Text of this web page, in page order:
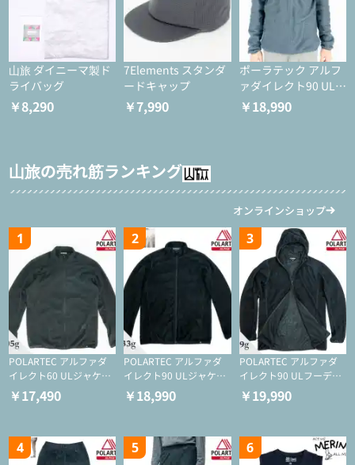
山旅 ダイニーマ製ド
ライバッグ
￥8,290
7Elements スタンダ
ードキャップ
￥7,990
ポーラテック アルフ
ァダイレクト90 ULジ
ャケット
￥18,990
山旅の売れ筋ランキング
オンラインショップ
1
POLARTEC アルファダ
イレクト60 ULジャケッ
ト（登山/ミドルレイヤ
ー/化繊ジャケット）
￥17,490
2
POLARTEC アルファダ
イレクト90 ULジャケッ
ト（アクティブインサレ
ーション/ミドルレイヤ
￥18,990
3
POLARTEC アルファダ
イレクト90 ULフーディ
（アクティブインサレー
ション/ミドルレイヤー/
￥19,990
4 5 6